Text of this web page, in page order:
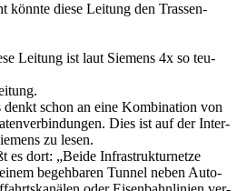
könn­te die­se Lei­tung den Trassen-
Lei­tung ist laut Sie­mens 4x so teu­
denkt schon an eine Kom­bi­na­ti­on von
Dies ist auf der Inter­
zu lesen.
es dort: „Bei­de Infra­struk­tur­net­ze
begeh­ba­ren Tun­nel neben Auto­